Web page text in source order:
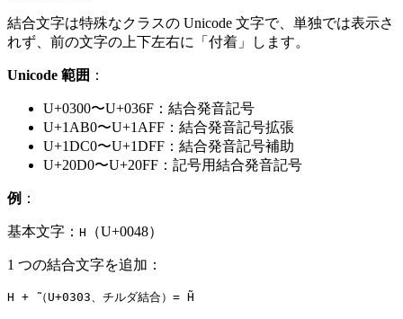
結合文字は特殊なクラスの Unicode 文字で、単独では表示さ
れず、前の文字の上下左右に「付着」します。
Unicode 範囲 ：
U+0300〜U+036F：結合発音記号
U+1AB0〜U+1AFF：結合発音記号拡張
U+1DC0〜U+1DFF：結合発音記号補助
U+20D0〜U+20FF：記号用結合発音記号
例 ：
基本文字： H （U+0048）
1 つの結合文字を追加：